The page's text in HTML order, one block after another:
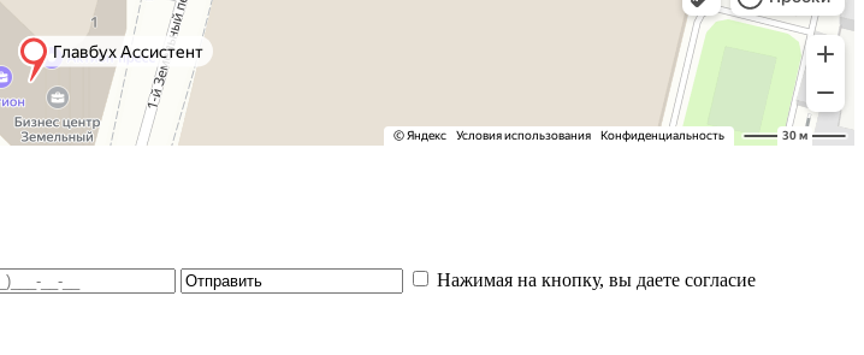
Нажимая на кнопку, вы даете согласие